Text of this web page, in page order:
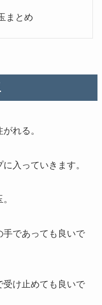
まとめ
れる。
入っていきます。
であっても良いで
受け止めても良いで